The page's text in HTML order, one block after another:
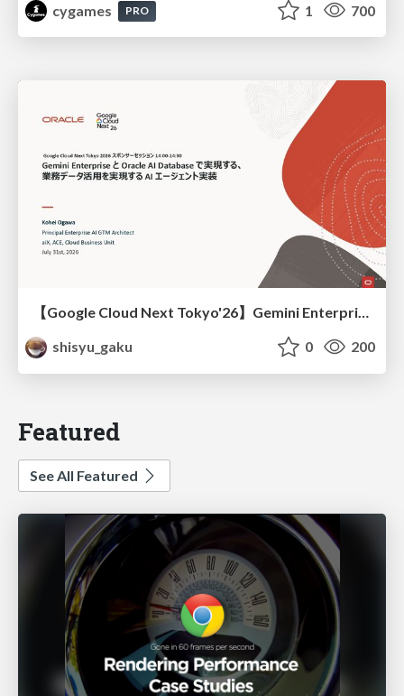
cygames
PRO 1 700
【Google Cloud Next Tokyo'26】Gemini Enterprise と Oracle AI Database で実現する、 業務データ活用を実現する AI エージェント実装
shisyu_gaku
0 200
Featured
See All Featured